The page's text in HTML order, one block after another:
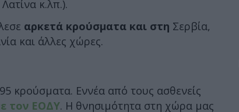
κ.λπ.).
αρκετά κρούσματα και στη Σερβία,
και άλλες χώρες.
κρούσματα. Εννέα από τους ασθενείς
τον ΕΟΔΥ. Η θνησιμότητα στη χώρα μας